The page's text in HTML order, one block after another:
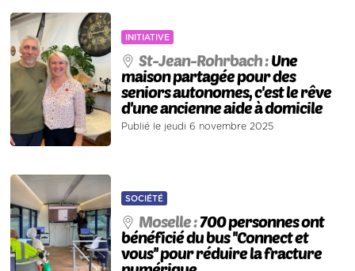
INITIATIVE
St-Jean-Rohrbach :Une
maison partagée pour des
seniors autonomes, c'est le rêve
d'une ancienne aide à domicile
Publié le jeudi 6 novembre 2025
SOCIÉTÉ
Moselle :700 personnes ont
bénéficié du bus ''Connect et
vous'' pour réduire la fracture